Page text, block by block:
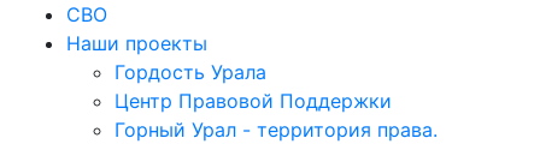
СВО
Наши проекты
Гордость Урала
Центр Правовой Поддержки
Горный Урал - территория права.